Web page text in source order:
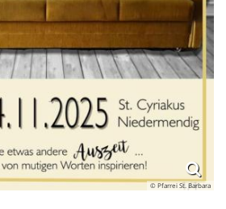
© Pfarrei St. Barbara